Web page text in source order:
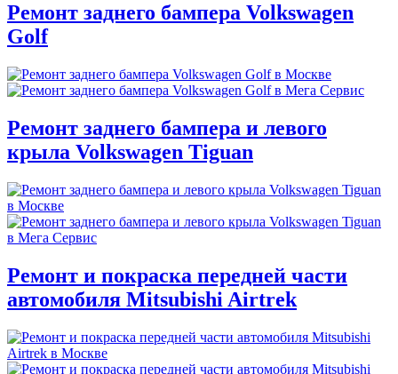
Ремонт заднего бампера Volkswagen
Golf
Ремонт заднего бампера и левого
крыла Volkswagen Tiguan
Ремонт и покраска передней части
автомобиля Mitsubishi Airtrek